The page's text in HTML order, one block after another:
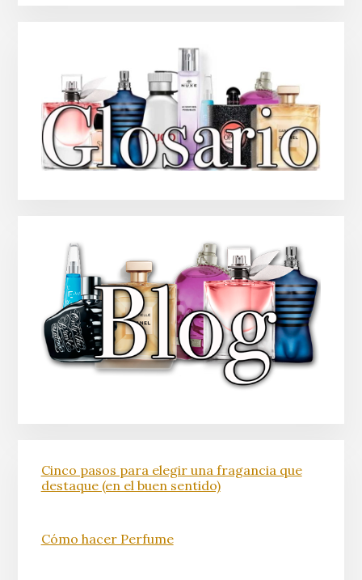
Cinco pasos para elegir una fragancia que
destaque (en el buen sentido)
Cómo hacer Perfume